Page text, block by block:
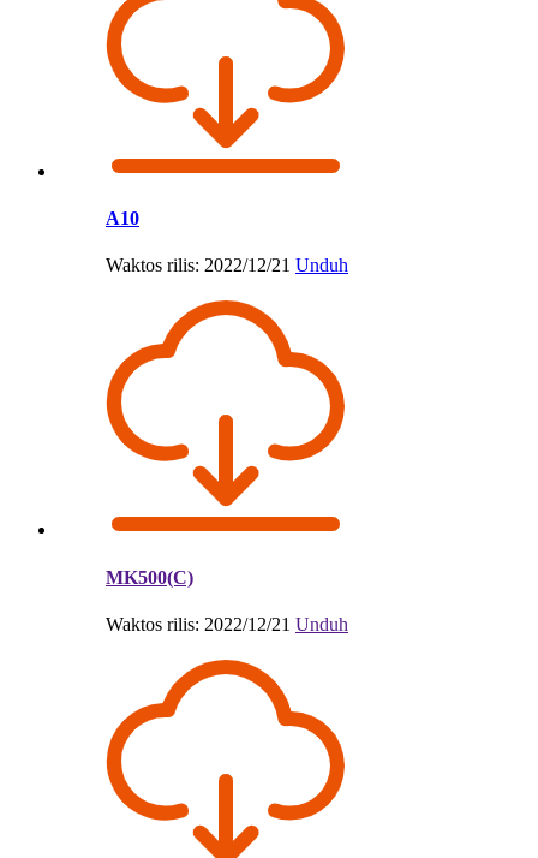
A10
Waktos rilis: 2022/12/21 Unduh
MK500(C)
Waktos rilis: 2022/12/21 Unduh